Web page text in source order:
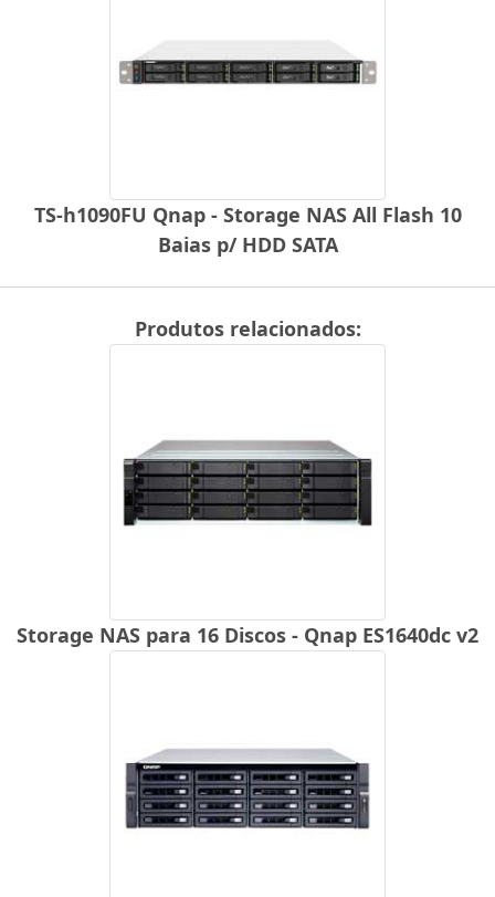
TS-h1090FU Qnap - Storage NAS All Flash 10
Baias p/ HDD SATA
Produtos relacionados:
Storage NAS para 16 Discos - Qnap ES1640dc v2